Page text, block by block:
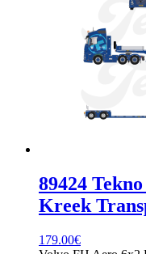
89424
Kreek
179.00€